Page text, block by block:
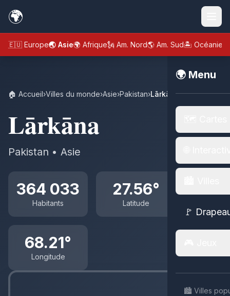
🌍
🇪🇺 Europe🌏 Asie🌍 Afrique🗽 Am. Nord🌎 Am. Sud🏝️ Océanie
🌍 Menu
🚩
🏙️ Villes
🏠 Accueil›Villes du monde›Asie›Pakistan›Lārkāna
Lārkāna
Pakistan • Asie
364 033
Habitants
27.56°
Latitude
68.21°
Longitude